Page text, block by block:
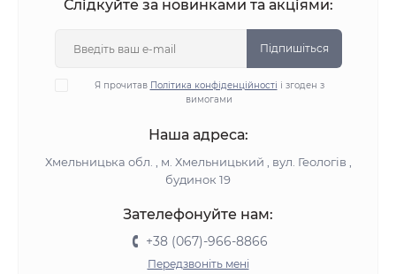
Слідкуйте за новинками та акціями:
Підпишіться
Я прочитав Політика конфіденційності і згоден з
вимогами
Наша адреса:
Хмельницька обл. , м. Хмельницький , вул. Геологів ,
будинок 19
Зателефонуйте нам:
+38 (067)-966-8866
Передзвоніть мені